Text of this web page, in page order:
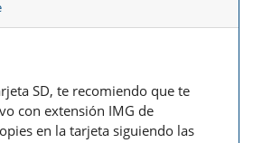
SD, te recomiendo que te
con extensión IMG de
en la tarjeta siguiendo las